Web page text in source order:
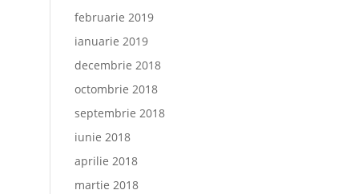
februarie 2019
ianuarie 2019
decembrie 2018
octombrie 2018
septembrie 2018
iunie 2018
aprilie 2018
martie 2018